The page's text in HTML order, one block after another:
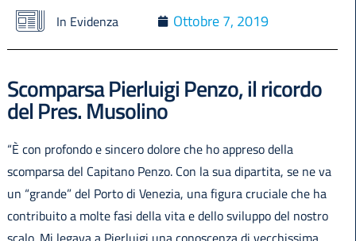
In Evidenza Ottobre 7, 2019
Scomparsa Pierluigi Penzo, il ricordo
del Pres. Musolino
“È con profondo e sincero dolore che ho appreso della
scomparsa del Capitano Penzo. Con la sua dipartita, se ne va
un “grande” del Porto di Venezia, una figura cruciale che ha
contribuito a molte fasi della vita e dello sviluppo del nostro